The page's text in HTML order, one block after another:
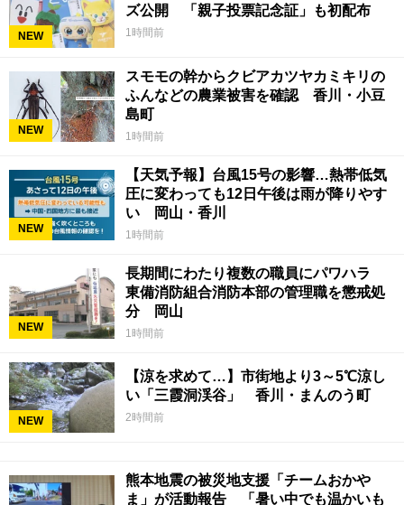
NEW
ズ公開 「親子投票記念証」も初配布
1時間前
NEW
スモモの幹からクビアカツヤカミキリの
ふんなどの農業被害を確認 香川・小豆
島町
1時間前
NEW
【天気予報】台風15号の影響…熱帯低気
圧に変わっても12日午後は雨が降りやす
い 岡山・香川
1時間前
NEW
長期間にわたり複数の職員にパワハラ
東備消防組合消防本部の管理職を懲戒処
分 岡山
1時間前
NEW
【涼を求めて…】市街地より3～5℃涼し
い「三霞洞渓谷」 香川・まんのう町
2時間前
熊本地震の被災地支援「チームおかや
ま」が活動報告 「暑い中でも温かいも